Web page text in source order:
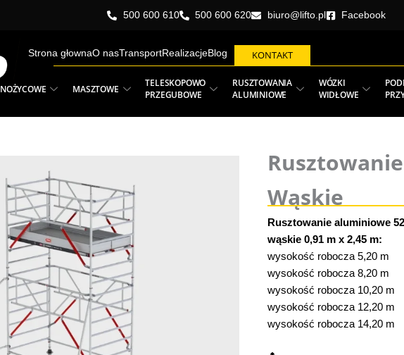
500 600 610 500 600 620 biuro@lifto.pl Facebook
Strona głownaO nasTransportRealizacjeBlog KONTAKT
NOŻYCOWE MASZTOWE
TELESKOPOWO
PRZEGUBOWE
RUSZTOWANIA
ALUMINIOWE
WÓZKI
WIDŁOWE
Wąskie
Rusztowanie aluminiowe
wąskie 0,91 m x 2,45 m:
wysokość robocza 5,20 m
wysokość robocza 8,20 m
wysokość robocza 10,20 m
wysokość robocza 12,20 m
wysokość robocza 14,20 m